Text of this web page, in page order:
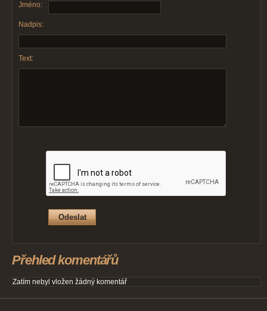
Jméno:
Nadpis:
Text:
Přehled komentářů
Zatím nebyl vložen žádný komentář